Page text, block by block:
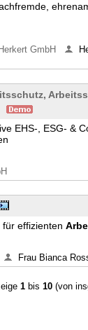
GmbH
EHS-, ESG- &
effizienten
Frau Bianca
1bis 10(von